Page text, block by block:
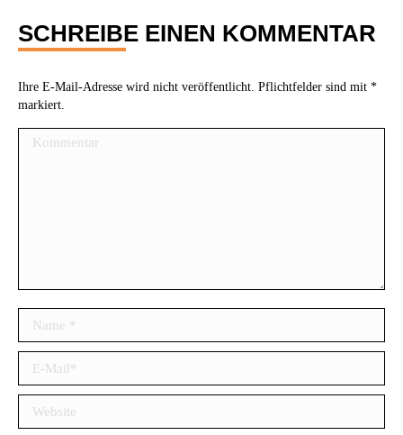
SCHREIBE EINEN KOMMENTAR
Ihre E-Mail-Adresse wird nicht veröffentlicht. Pflichtfelder sind mit *
markiert.
Kommentar
Name *
E-Mail *
Website